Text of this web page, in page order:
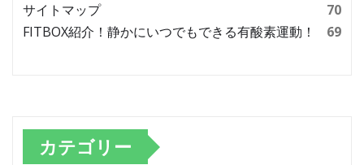
サイトマップ
70
FITBOX紹介！静かにいつでもできる有酸素運動！
69
カテゴリー